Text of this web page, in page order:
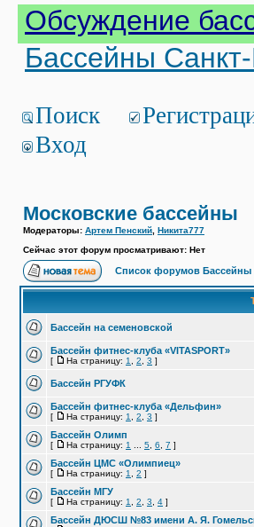
Обсуждение
Бассейны
Поиск
Вход
Московские бассейны
Модераторы: Артем Пенский Никита777
Сейчас этот форум просматривают: Нет
Список форумов
Бассейн на семеновской
Бассейн фитнес-клуба «VITASPORT»
[ На страницу: 1 2 3 ]
Бассейн РГУФК
Бассейн фитнес-клуба «Дельфин»
[ На страницу: 1 2 3 ]
Бассейн Олимп
[ На страницу: 1 5 6 7 ]
Бассейн ЦМС «Олимпиец»
[ На страницу: 1 2 ]
Бассейн МГУ
[ На страницу: 1 2 3 4 ]
Бассейн ДЮСШ №83 имени А. Я.